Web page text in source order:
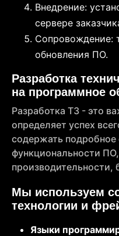
Внедрение:
сервере
Сопровождение:
обновления ПО.
Разработка
на программное
Разработка ТЗ - это
определяет успех
содержать подробное
функциональности
производительности,
Мы используем
технологии и
Языки